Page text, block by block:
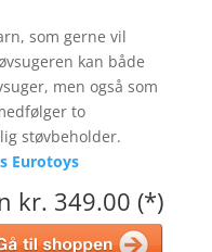
som gerne vil
kan både
men også som
to
støvbeholder.
Eurotoys
kr. 349.00 (*)